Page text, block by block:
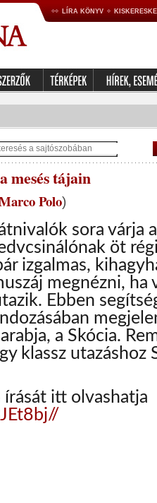
LÍRA KÖNYV
mesés tájain
Polo)
sora várja
öt
izgalmas,
megnézni, ha
Ebben
a Skócia.
klassz utazáshoz
írását itt olvashatja